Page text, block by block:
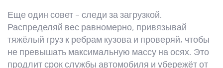
Еще один совет – следи за загрузкой.
Распределяй вес равномерно, привязывай
тяжёлый груз к ребрам кузова и проверяй, чтобы
не превышать максимальную массу на осях. Это
продлит срок службы автомобиля и убережёт от